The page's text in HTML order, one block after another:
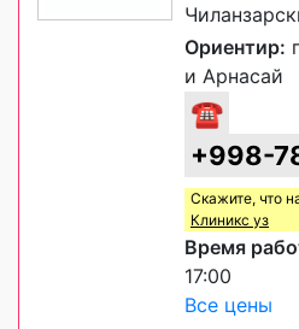
Ориентир:
и Арнасай
☎
+998-
Скажите, что
Клиникс уз
Время
17:00
Все цены